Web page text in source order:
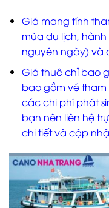
Giá mang tính
mùa du lịch, hành
nguyên ngày) và
Giá thuê chỉ bao
bao gồm vé
các chi phí phát
bạn nên liên hệ
chi tiết và cập